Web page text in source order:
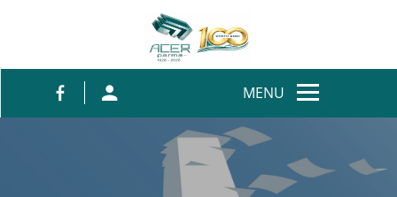
MENU